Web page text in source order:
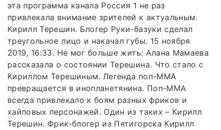
эта программа канала Россия 1 не раз
привлекала внимание зрителей к актуальным.
Кирилл Терешин. Блогер Руки-базуки сделал
треугольное лицо и накачал губы. 15 ноября
2019, 16:33. Не мог больше жить: Алана Мамаева
рассказала о состоянии Терешина. Что стало с
Кириллом Терешиным. Легенда поп-ММА
превращается в инопланетянина. Поп-ММА
всегда привлекало к боям разных фриков и
хайповых персонажей. Один из таких – Кирилл
Терешин. Фрик-блогер из Пятигорска Кирилл